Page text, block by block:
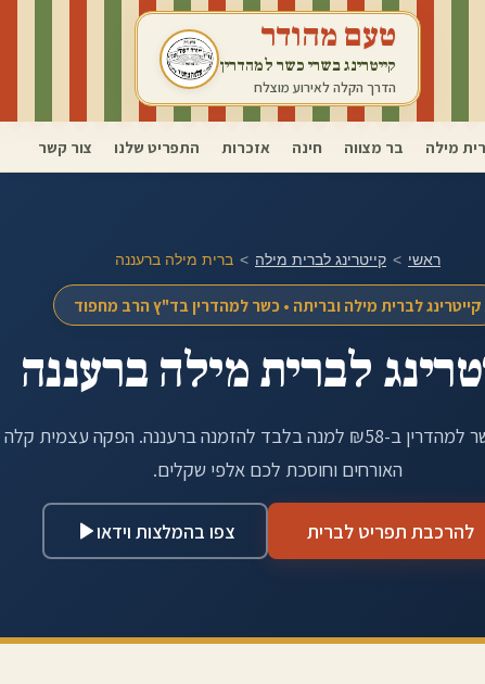
טעם מהודר
קייטרינג בשרי כשר למהדרין
הדרך הקלה לאירוע מוצלח
מילה בר מצווה חינה אזכרות התפריט שלנו צור קשר
ראשי > קייטרינג לברית מילה > ברית מילה ברעננה
קייטרינג לברית מילה ובריתה • כשר למהדרין בד"ץ הרב מחפוד
לברית מילה ברעננה
למנה בלבד להזמנה ב רעננה. הפקה עצמית
האורחים וחוסכת לכם אלפי שקלים.
להרכבת תפריט לברית צפו בהמלצות וידאו